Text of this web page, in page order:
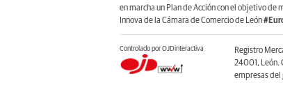
en marcha un Plan de Acción con el objetivo
Innova de la Cámara de Comercio de León
Controlado por OJDinteractiva
Registro
24001, León.
empresas del